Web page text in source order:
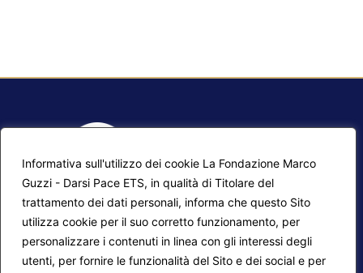
Informativa sull'utilizzo dei cookie La Fondazione Marco
Guzzi - Darsi Pace ETS, in qualità di Titolare del
trattamento dei dati personali, informa che questo Sito
utilizza cookie per il suo corretto funzionamento, per
personalizzare i contenuti in linea con gli interessi degli
utenti, per fornire le funzionalità del Sito e dei social e per
Mappa del sito Calendario corsi